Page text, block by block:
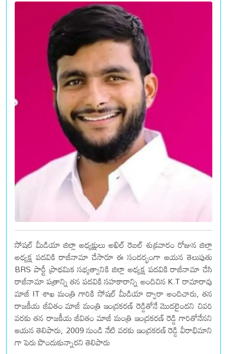
సోషల్ మీడియా జిల్లా అధ్యక్షులు అఖిల్ రెబల్ శుక్రవారం రోజున జిల్లా
అధ్యక్ష పదవికి రాజీనామా చేసారూ ఈ సందర్భంగా ఆయన తెలుపుతు
BRS పార్టీ ప్రాథమిక సభ్యత్వానికి జిల్లా అధ్యక్ష పదవికి రాజీనామా చేసి
రాజీనామా పత్రాన్ని తన పదవికి సహకారాన్ని అందిచిన K.T రామారావు
మాజీ IT శాఖ మంత్రి గారికి సోషల్ మీడియా ద్వారా అందిచారు, తన
రాజకీయ జీవితం మాజీ మంత్రి ఇంద్రకరణ్ రెడ్డితోనే మొదలైందని చివరి
వరకు తన రాజకీయ జీవితం మాజీ మంత్రి ఇంద్రకరణ్ రెడ్డి గారితోనేనని
ఆయన తెలిపారు, 2009 నుండి నేటి వరకు ఇంద్రకరణ్ రెడ్డి వీరాభిమాని
గా పెరు పొందుకున్నారని తెలిపారు